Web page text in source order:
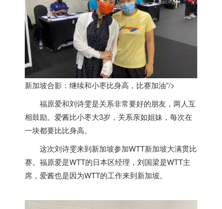
新加坡合影：继续和小枣比身高，比赛加油”/>
福原爱和刘诗雯是关系非常要好的朋友，两人互
相鼓励。爱酱比小枣大3岁，关系亲如姐妹，每次在
一块都要比比身高。
这次刘诗雯来到新加坡参加WTT新加坡大满贯比
赛。福原爱是WTT的日本区经理，刘国梁是WTT主
席，爱酱也是因为WTT的工作来到新加坡。